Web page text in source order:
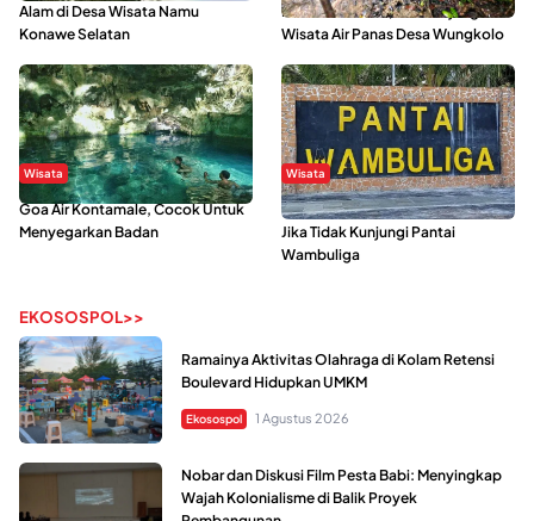
Alam di Desa Wisata Namu
Konawe Selatan
Mahasiswa KKN, Yuk Kunjungi
Wisata Air Panas Desa Wungkolo
Wisata
Goa Air Kontamale, Cocok Untuk
Menyegarkan Badan
Wisata
Berkunjung Ke Wakatobi, Nyesal
Jika Tidak Kunjungi Pantai
Wambuliga
EKOSOSPOL>>
Ramainya Aktivitas Olahraga di Kolam Retensi
Boulevard Hidupkan UMKM
Ekosospol 1 Agustus 2026
Nobar dan Diskusi Film Pesta Babi: Menyingkap
Wajah Kolonialisme di Balik Proyek